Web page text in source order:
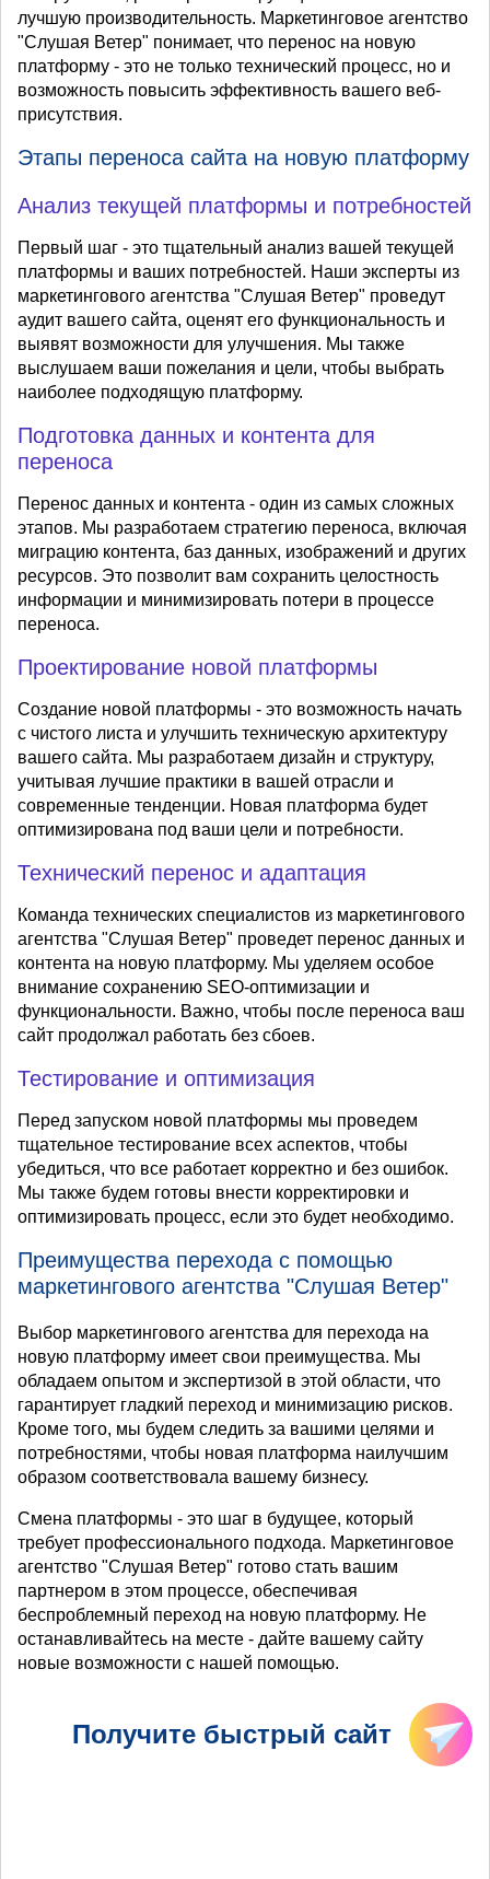
лучшую производительность. Маркетинговое агентство
"Слушая Ветер" понимает, что перенос на новую
платформу - это не только технический процесс, но и
возможность повысить эффективность вашего веб-
присутствия.
Этапы переноса сайта на новую платформу
Анализ текущей платформы и потребностей
Первый шаг - это тщательный анализ вашей текущей
платформы и ваших потребностей. Наши эксперты из
маркетингового агентства "Слушая Ветер" проведут
аудит вашего сайта, оценят его функциональность и
выявят возможности для улучшения. Мы также
выслушаем ваши пожелания и цели, чтобы выбрать
наиболее подходящую платформу.
Подготовка данных и контента для
переноса
Перенос данных и контента - один из самых сложных
этапов. Мы разработаем стратегию переноса, включая
миграцию контента, баз данных, изображений и других
ресурсов. Это позволит вам сохранить целостность
информации и минимизировать потери в процессе
переноса.
Проектирование новой платформы
Создание новой платформы - это возможность начать
с чистого листа и улучшить техническую архитектуру
вашего сайта. Мы разработаем дизайн и структуру,
учитывая лучшие практики в вашей отрасли и
современные тенденции. Новая платформа будет
оптимизирована под ваши цели и потребности.
Технический перенос и адаптация
Команда технических специалистов из маркетингового
агентства "Слушая Ветер" проведет перенос данных и
контента на новую платформу. Мы уделяем особое
внимание сохранению SEO-оптимизации и
функциональности. Важно, чтобы после переноса ваш
сайт продолжал работать без сбоев.
Тестирование и оптимизация
Перед запуском новой платформы мы проведем
тщательное тестирование всех аспектов, чтобы
убедиться, что все работает корректно и без ошибок.
Мы также будем готовы внести корректировки и
оптимизировать процесс, если это будет необходимо.
Преимущества перехода с помощью
маркетингового агентства "Слушая Ветер"
Выбор маркетингового агентства для перехода на
новую платформу имеет свои преимущества. Мы
обладаем опытом и экспертизой в этой области, что
гарантирует гладкий переход и минимизацию рисков.
Кроме того, мы будем следить за вашими целями и
потребностями, чтобы новая платформа наилучшим
образом соответствовала вашему бизнесу.
Смена платформы - это шаг в будущее, который
требует профессионального подхода. Маркетинговое
агентство "Слушая Ветер" готово стать вашим
партнером в этом процессе, обеспечивая
беспроблемный переход на новую платформу. Не
останавливайтесь на месте - дайте вашему сайту
новые возможности с нашей помощью.
Получите быстрый сайт